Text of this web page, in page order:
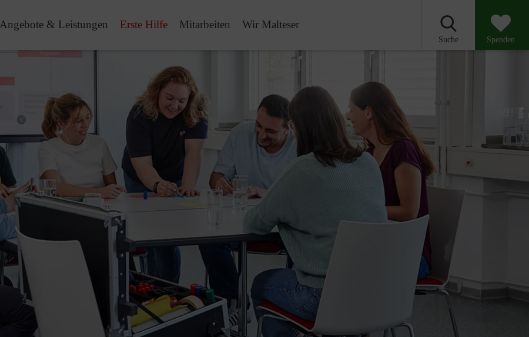
Angebote & Leistungen Erste Hilfe Mitarbeiten Wir Malteser
Suche Spenden